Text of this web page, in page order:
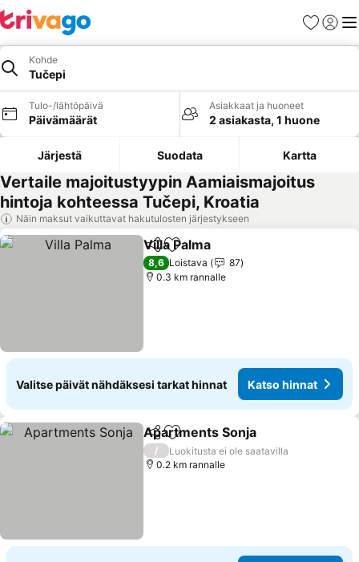
Suosikit
Kohde
Tučepi
Tulo-/lähtöpäivä
Päivämäärät
Asiakkaat ja huoneet
2 asiakasta, 1 huone
Järjestä Suodata Kartta
Vertaile majoitustyypin Aamiaismajoitus
hintoja kohteessa Tučepi, Kroatia
Näin maksut vaikuttavat hakutulosten järjestykseen
Jaa Lisää suosikkeihin
Villa Palma
8,6 Loistava
87
0.3 km rannalle
Valitse päivät nähdäksesi tarkat hinnat Katso hinnat
Jaa Lisää suosikkeihin
Apartments Sonja
/
Luokitusta ei ole saatavilla
0.2 km rannalle